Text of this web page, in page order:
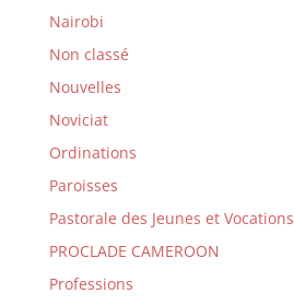
Nairobi
Non classé
Nouvelles
Noviciat
Ordinations
Paroisses
Pastorale des Jeunes et Vocations
PROCLADE CAMEROON
Professions